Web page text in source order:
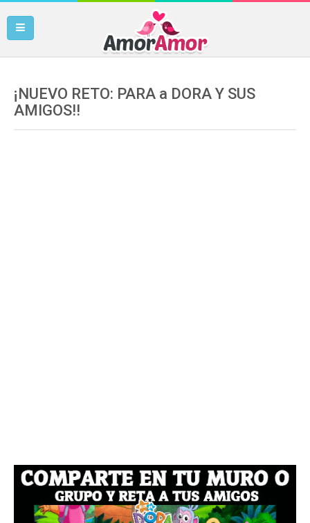
¡NUEVO RETO: PARA a DORA Y SUS
AMIGOS!!